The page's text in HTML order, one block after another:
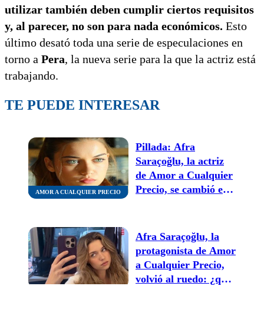
utilizar también deben cumplir ciertos requisitos
y, al parecer, no son para nada económicos. Esto
último desató toda una serie de especulaciones en
torno a Pera, la nueva serie para la que la actriz está
trabajando.
TE PUEDE INTERESAR
AMOR A CUALQUIER PRECIO
Pillada: Afra
Saraçoğlu, la actriz
de Amor a Cualquier
Precio, se cambió el
¿nuevo proyecto?
Afra Saraçoğlu, la
protagonista de Amor
a Cualquier Precio,
volvió al ruedo: ¿qué